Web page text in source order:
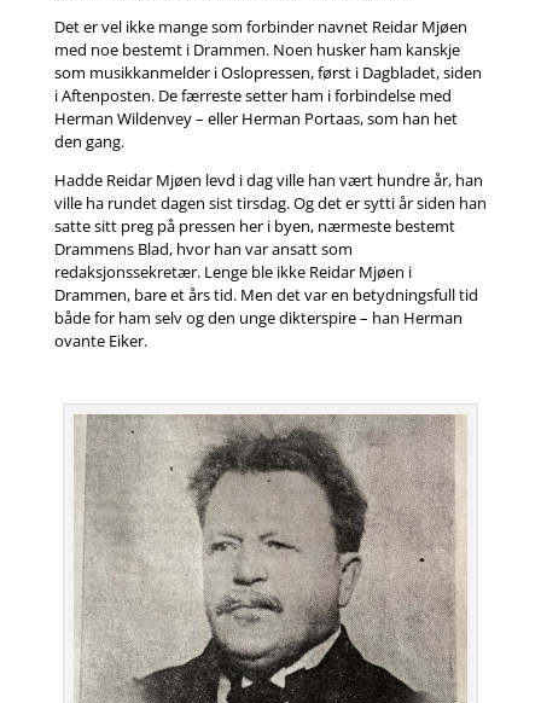
Det er vel ikke mange som forbinder navnet Reidar Mjøen
med noe bestemt i Drammen. Noen husker ham kanskje
som musikkanmelder i Oslopressen, først i Dagbladet, siden
i Aftenposten. De færreste setter ham i forbindelse med
Herman Wildenvey – eller Herman Portaas, som han het
den gang.
Hadde Reidar Mjøen levd i dag ville han vært hundre år, han
ville ha rundet dagen sist tirsdag. Og det er sytti år siden han
satte sitt preg på pressen her i byen, nærmeste bestemt
Drammens Blad, hvor han var ansatt som
redaksjonssekretær. Lenge ble ikke Reidar Mjøen i
Drammen, bare et års tid. Men det var en betydningsfull tid
både for ham selv og den unge dikterspire – han Herman
ovante Eiker.